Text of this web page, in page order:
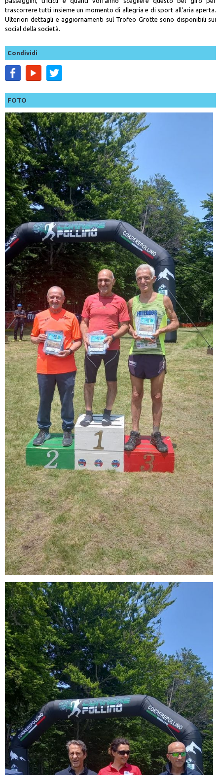
trascorrere tutti insieme un momento di allegria e di sport all'aria aperta.
Ulteriori dettagli e aggiornamenti sul Trofeo Grotte sono disponibili sui
social della società.
Condividi
FOTO